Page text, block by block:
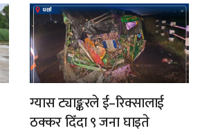
ग्यास ट्याङ्करले ई–रिक्सालाई
ठक्कर दिँदा ९ जना घाइते